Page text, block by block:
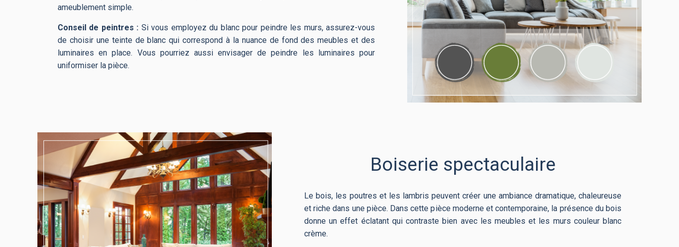
ameublement simple.
Conseil de peintres : Si vous employez du blanc pour peindre les murs, assurez-vous
de choisir une teinte de blanc qui correspond à la nuance de fond des meubles et des
luminaires en place. Vous pourriez aussi envisager de peindre les luminaires pour
uniformiser la pièce.
Boiserie spectaculaire
Le bois, les poutres et les lambris peuvent créer une ambiance dramatique, chaleureuse
et riche dans une pièce. Dans cette pièce moderne et contemporaine, la présence du bois
donne un effet éclatant qui contraste bien avec les meubles et les murs couleur blanc
crème.